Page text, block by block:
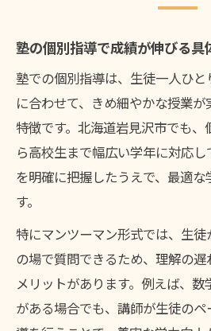
塾の個別指導で成績が伸びる具
塾での個別指導は、生徒一人ひ
に合わせて、きめ細やかな授業
特徴です。北海道岩見沢市でも
ら高校生まで幅広い学年に対応
を明確に把握したうえで、最適な
す。
特にマンツーマン形式では、生
の場で質問できるため、理解の
メリットがあります。例えば、
がある場合でも、講師が生徒の